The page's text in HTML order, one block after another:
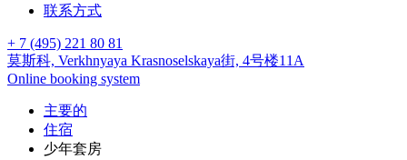
联系方式
+ 7 (495) 221 80 81
莫斯科, Verkhnyaya Krasnoselskaya街, 4号楼11A
Online booking system
主要的
住宿
少年套房